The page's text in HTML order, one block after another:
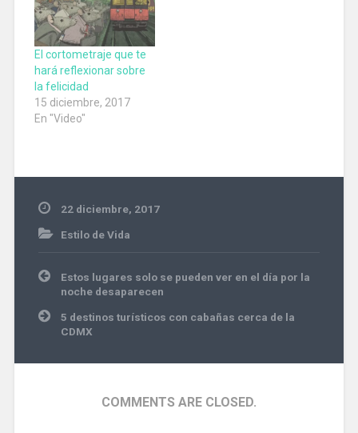
El cortometraje que te
hará reflexionar sobre
la felicidad
15 diciembre, 2017
En "Video"
22 diciembre, 2017
Estilo de Vida
Navegación
de
entradas
Estos lugares solo se pueden ver en el día por la
noche desaparecen
5 destinos turísticos con cabañas cerca de la
CDMX
COMMENTS ARE CLOSED.